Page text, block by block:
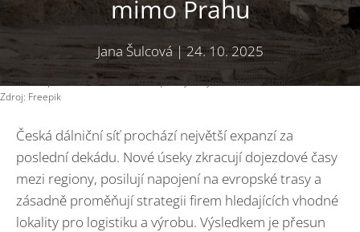
mimo Prahu
Jana Šulcová|24. 10. 2025
Dálniční expanze v Česku mění trh s průmyslovými nemovitostmi.
Zdroj: Freepik
Česká dálniční síť prochází největší expanzí za
poslední dekádu. Nové úseky zkracují dojezdové časy
mezi regiony, posilují napojení na evropské trasy a
zásadně proměňují strategii firem hledajících vhodné
lokality pro logistiku a výrobu. Výsledkem je přesun